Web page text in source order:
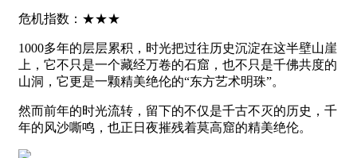
危机指数：★★★
1000多年的层层累积，时光把过往历史沉淀在这半壁山崖
上，它不只是一个藏经万卷的石窟，也不只是千佛共度的
山洞，它更是一颗精美绝伦的“东方艺术明珠”。
然而前年的时光流转，留下的不仅是千古不灭的历史，千
年的风沙嘶鸣，也正日夜摧残着莫高窟的精美绝伦。